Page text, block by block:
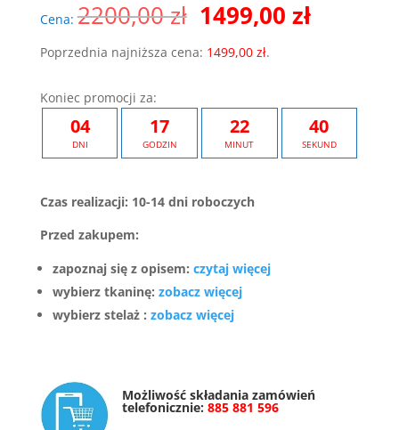
Cena: 2200,00zł Pierwotna
cena
wynosiła:
1499,00 zł
Poprzednia najniższa cena: 1499,00 zł.
Koniec promocji za:
04
DNI
17
GODZIN
22
MINUT
40
SEKUND
Czas realizacji: 10-14 dni roboczych
Przed zakupem:
zapoznaj się z opisem: czytaj więcej
wybierz tkaninę: zobacz więcej
wybierz stelaż : zobacz więcej
Możliwość składania zamówień
telefonicznie: 885 881 596